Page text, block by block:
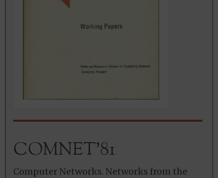
COMNET’81
Computer Networks. Networks from the